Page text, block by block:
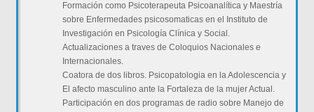
Formación como Psicoterapeuta Psicoanalítica y Maestría
sobre Enfermedades psicosomaticas en el Instituto de
Investigación en Psicología Clínica y Social.
Actualizaciones a traves de Coloquios Nacionales e
Internacionales.
Coatora de dos libros. Psicopatologia en la Adolescencia y
El afecto masculino ante la Fortaleza de la mujer Actual.
Participación en dos programas de radio sobre Manejo de